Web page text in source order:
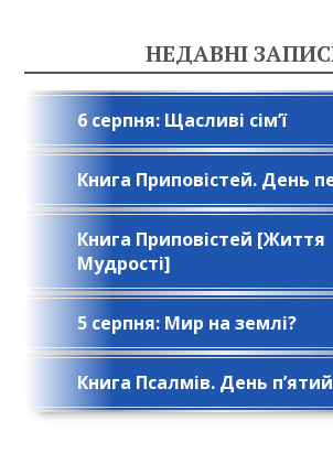
НЕДАВНІ
6 серпня: Щасливі сім’ї
Книга Приповістей. День
Книга Приповістей [Життя
Мудрості]
5 серпня: Мир на землі?
Книга Псалмів. День п’ятий